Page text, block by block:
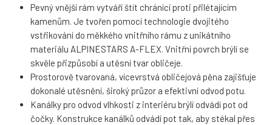
Pevný vnější rám vytváří štít chránící proti přilétajícím
kamenům. Je tvořen pomocí technologie dvojitého
vstřikování do měkkého vnitřního rámu z unikátního
materiálu ALPINESTARS A-FLEX. Vnitřní povrch brýlí se
skvěle přizpůsobí a utěsní tvar obličeje.
Prostorově tvarovaná, vícevrstvá obličejová pěna zajišťuje
dokonalé utěsnění, široký průzor a efektivní odvod potu.
Kanálky pro odvod vlhkosti z interiéru brýlí odvádí pot od
čočky. Konstrukce kanálků odvádí pot tak, aby stékal přes